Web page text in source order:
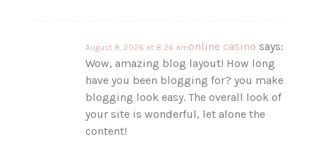
online casino says:
August 8, 2026 at 8:26 am
Wow, amazing blog layout! How long
have you been blogging for? you make
blogging look easy. The overall look of
your site is wonderful, let alone the
content!